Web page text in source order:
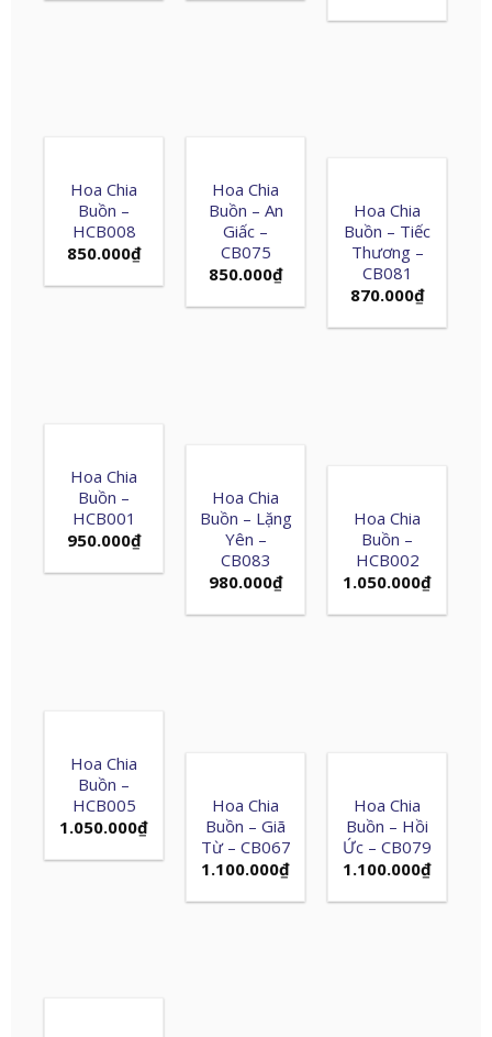
Hoa Chia
Buồn –
HCB008
850.000₫
Hoa Chia
Buồn – An
Giấc –
CB075
850.000₫
Hoa Chia
Buồn – Tiếc
Thương –
CB081
870.000₫
Hoa Chia
Buồn –
HCB001
950.000₫
Hoa Chia
Buồn – Lặng
Yên –
CB083
980.000₫
Hoa Chia
Buồn –
HCB002
1.050.000₫
Hoa Chia
Buồn –
HCB005
1.050.000₫
Hoa Chia
Buồn – Giã
Từ – CB067
1.100.000₫
Hoa Chia
Buồn – Hồi
Ức – CB079
1.100.000₫